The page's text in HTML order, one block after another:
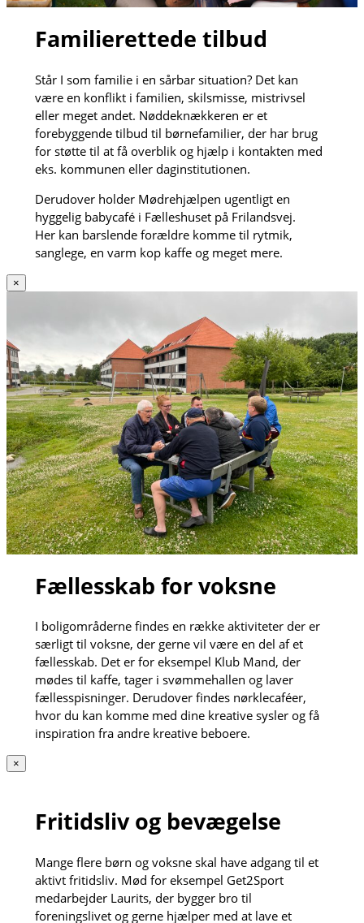
Familierettede tilbud
Står I som familie i en sårbar situation? Det kan
være en konflikt i familien, skilsmisse, mistrivsel
eller meget andet. Nøddeknækkeren er et
forebyggende tilbud til børnefamilier, der har brug
for støtte til at få overblik og hjælp i kontakten med
eks. kommunen eller daginstitutionen.
Derudover holder Mødrehjælpen ugentligt en
hyggelig babycafé i Fælleshuset på Frilandsvej.
Her kan barslende forældre komme til rytmik,
sanglege, en varm kop kaffe og meget mere.
×
Fællesskab for voksne
I boligområderne findes en række aktiviteter der er
særligt til voksne, der gerne vil være en del af et
fællesskab. Det er for eksempel Klub Mand, der
mødes til kaffe, tager i svømmehallen og laver
fællesspisninger. Derudover findes nørklecaféer,
hvor du kan komme med dine kreative sysler og få
inspiration fra andre kreative beboere.
×
Fritidsliv og bevægelse
Mange flere børn og voksne skal have adgang til et
aktivt fritidsliv. Mød for eksempel Get2Sport
medarbejder Laurits, der bygger bro til
foreningslivet og gerne hjælper med at lave et